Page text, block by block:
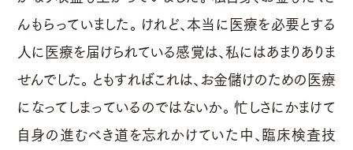
んもらっていました。 けれど、本当に医療を必要とする
人に医療を届けられている感覚は、私にはあまりありま
せんでした。 ともすればこれは、お金儲けのための医療
になってしまっているのではないか。 忙しさにかまけて
自身の進むべき道を忘れかけていた中、臨床検査技